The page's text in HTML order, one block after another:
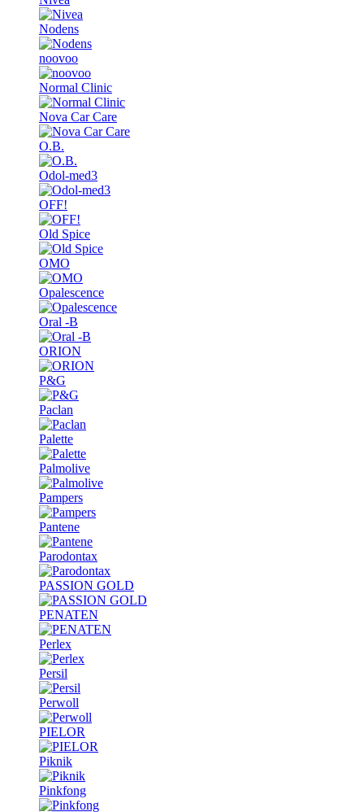
Nodens
noovoo
Normal Clinic
Nova Car Care
O.B.
Odol-med3
OFF!
Old Spice
OMO
Opalescence
Oral -B
ORION
P&G
Paclan
Palette
Palmolive
Pampers
Pantene
Parodontax
PASSION GOLD
PENATEN
Perlex
Persil
Perwoll
PIELOR
Piknik
Pinkfong